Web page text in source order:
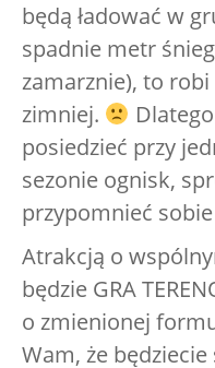
będą ładować w
spadnie metr
zamarznie), to
zimniej.
posiedzieć przy
sezonie ognisk,
przypomnieć sobie
Atrakcją o
będzie GRA
o zmienionej
Wam, że